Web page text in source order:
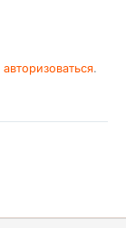
авторизоваться.